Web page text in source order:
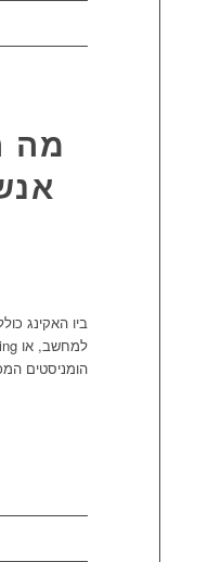
מה
ביו האקינג
הומניסטים